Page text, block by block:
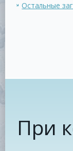
Остальные
При